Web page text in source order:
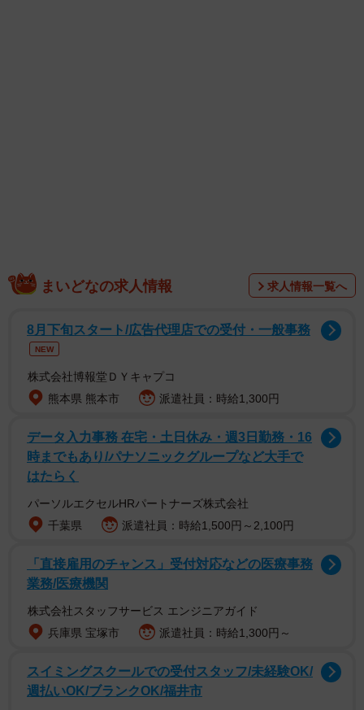
まいどなの求人情報 求人情報一覧へ
8月下旬スタート/広告代理店での受付・一般事務
NEW
株式会社博報堂ＤＹキャプコ
熊本県 熊本市
派遣社員：時給1,300円
データ入力事務 在宅・土日休み・週3日勤務・16
時までもあり/パナソニックグループなど大手で
はたらく
パーソルエクセルHRパートナーズ株式会社
千葉県
派遣社員：時給1,500円～2,100円
「直接雇用のチャンス」受付対応などの医療事務
業務/医療機関
株式会社スタッフサービス エンジニアガイド
兵庫県 宝塚市
派遣社員：時給1,300円～
スイミングスクールでの受付スタッフ/未経験OK/
週払いOK/ブランクOK/福井市